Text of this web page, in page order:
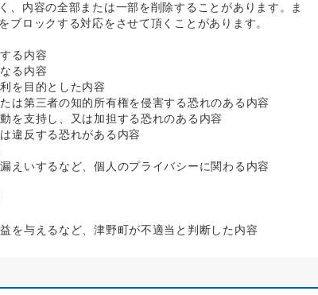
、内容の全部または一部を削除することがあります。ま
ロックする対応をさせて頂くことがあります。
る内容
る内容
を目的とした内容
は第三者の知的所有権を侵害する恐れのある内容
を支持し、又は加担する恐れのある内容
違反する恐れがある内容
えいするなど、個人のプライバシーに関わる内容
を与えるなど、津野町が不適当と判断した内容